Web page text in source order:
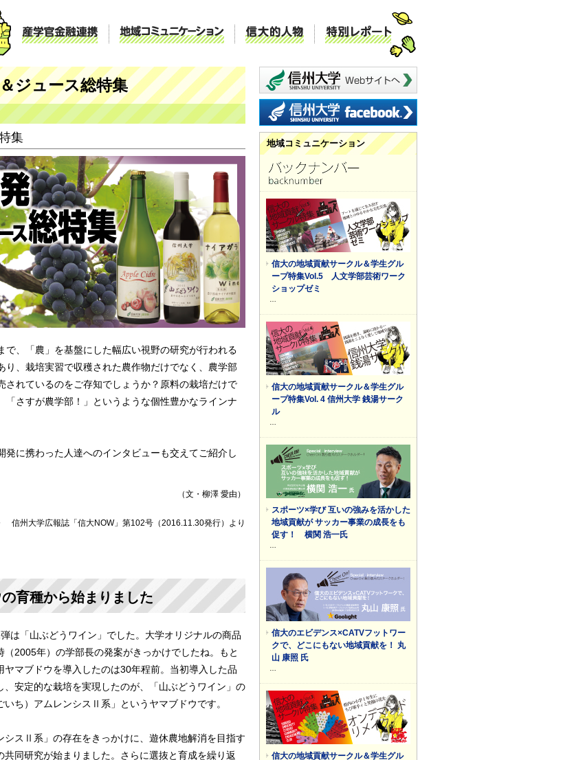
産学官金融連携 地域コミュニケーション信大的人物
ジュース総特集
集
、「農」を基盤にした幅広い視野の研究が行われる
、栽培実習で収穫された農作物だけでなく、農学部
れているのをご存知でしょうか？原料の栽培だけで
さすが農学部！」というような個性豊かなラインナ
に携わった人達へのインタビューも交えてご紹介し
（文・柳澤 愛由）
信州大学広報誌「信大NOW」第102号（2016.11.30発行）より
育種から始まりました
は「山ぶどうワイン」でした。大学オリジナルの商品
（2005年）の学部長の発案がきっかけでしたね。もと
ヤマブドウを導入したのは30年程前。当初導入した品
、安定的な栽培を実現したのが、「山ぶどうワイン」の
いち）アムレンシスⅡ系」というヤマブドウです。
スⅡ系」の存在をきっかけに、遊休農地解消を目指す
共同研究が始まりました。さらに選抜と育成を繰り返
地域コミュニケーション
信大の地域貢献サークル＆学生グル
ープ特集Vol.5 人文学部芸術ワーク
ショップゼミ
信大の地域貢献サークル＆学生グル
ープ特集Vol. 4 信州大学 銭湯サーク
ル
スポーツ×学び 互いの強みを活かした
地域貢献が サッカー事業の成長をも
促す！ 横関 浩一氏
信大のエビデンス×CATVフットワー
クで、どこにもない地域貢献を！ 丸
山 康照 氏
信大の地域貢献サークル＆学生グル